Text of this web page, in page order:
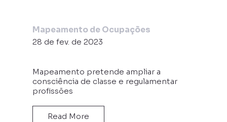
Mapeamento de Ocupações
28 de fev. de 2023
Mapeamento pretende ampliar a
consciência de classe e regulamentar
profissões
Read More